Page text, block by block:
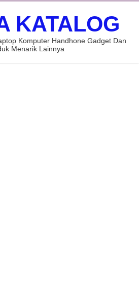
KATALOG
Komputer Handhone Gadget Dan
Menarik Lainnya